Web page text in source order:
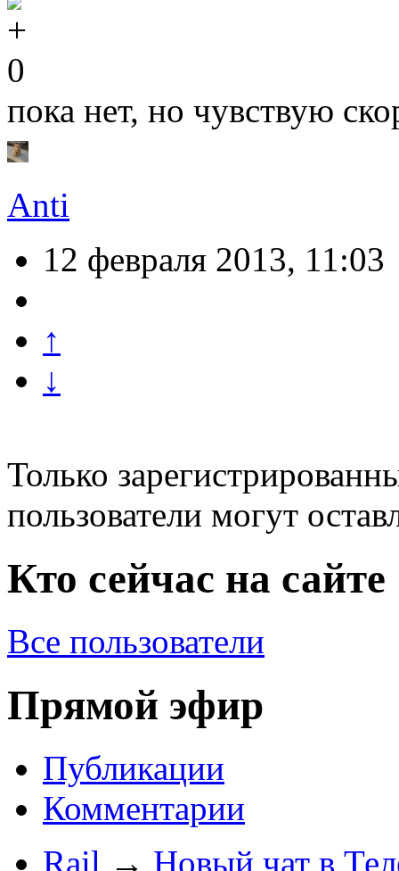
0
пока нет, но чувствую
Anti
12 февраля 2013, 11:03
↑
↓
Только
пользователи могут
Кто сейчас на сайте
Все пользователи
Прямой эфир
Публикации
Комментарии
Rail → Новый чат в